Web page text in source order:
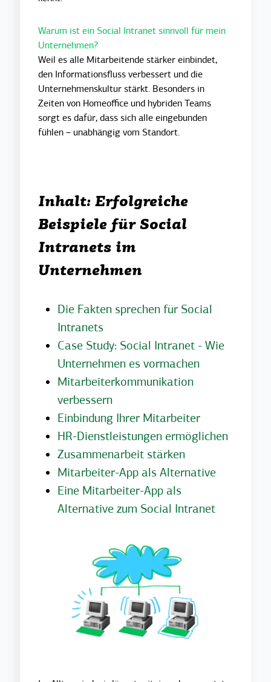
Warum ist ein Social Intranet sinnvoll für mein
Unternehmen?
Weil es alle Mitarbeitende stärker einbindet,
den Informationsfluss verbessert und die
Unternehmenskultur stärkt. Besonders in
Zeiten von Homeoffice und hybriden Teams
sorgt es dafür, dass sich alle eingebunden
fühlen – unabhängig vom Standort.
Inhalt: Erfolgreiche
Beispiele für Social
Intranets im
Unternehmen
Die Fakten sprechen für Social
Intranets
Case Study: Social Intranet - Wie
Unternehmen es vormachen
Mitarbeiterkommunikation
verbessern
Einbindung Ihrer Mitarbeiter
HR-Dienstleistungen ermöglichen
Zusammenarbeit stärken
Mitarbeiter-App als Alternative
Eine Mitarbeiter-App als
Alternative zum Social Intranet